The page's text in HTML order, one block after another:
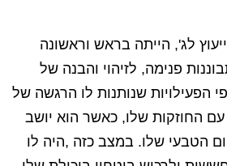
לג', הייתה בראש וראשונה
פנימה, לזיהוי והבנה של
הפעילויות שנותנות לו הרגשה של
החוזקות שלו, כאשר הוא יושב
הטבעי שלו. במצב כזה ,היה לו